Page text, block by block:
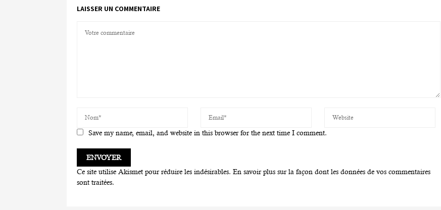
LAISSER UN COMMENTAIRE
Save my name, email, and website in this browser for the next time I comment.
Ce site utilise Akismet pour réduire les indésirables. En savoir plus sur la façon dont les données de vos commentaires
sont traitées.